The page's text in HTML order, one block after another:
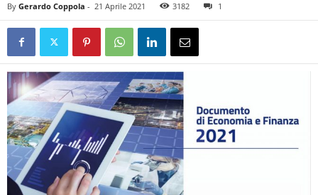
By Gerardo Coppola - 21 Aprile 2021 3182 1